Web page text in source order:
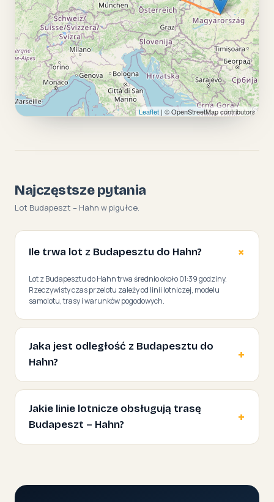
Leaflet | © OpenStreetMap contributors
Najczęstsze pytania
Lot Budapeszt – Hahn w pigułce.
Ile trwa lot z Budapesztu do Hahn?
Lot z Budapesztu do Hahn trwa średnio około 01:39 godziny.
Rzeczywisty czas przelotu zależy od linii lotniczej, modelu
samolotu, trasy i warunków pogodowych.
Jaka jest odległość z Budapesztu do
Hahn?
Jakie linie lotnicze obsługują trasę
Budapeszt – Hahn?